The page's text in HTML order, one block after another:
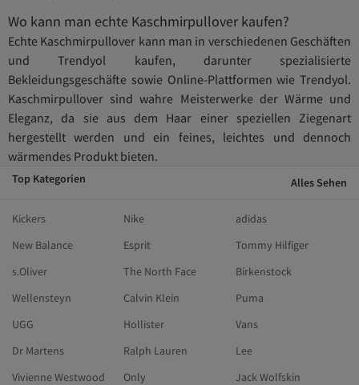
Wo kann man echte Kaschmirpullover kaufen?
Echte Kaschmirpullover kann man in verschiedenen Geschäften
und Trendyol kaufen, darunter spezialisierte
Bekleidungsgeschäfte sowie Online-Plattformen wie Trendyol.
Kaschmirpullover sind wahre Meisterwerke der Wärme und
Eleganz, da sie aus dem Haar einer speziellen Ziegenart
hergestellt werden und ein feines, leichtes und dennoch
wärmendes Produkt bieten.
Top Kategorien Alles Sehen
Kickers Nike
adidas
New Balance
Esprit
Tommy Hilfiger
s.Oliver
The North Face
Birkenstock
Wellensteyn
Calvin Klein
Puma
UGG
Hollister
Vans
Dr Martens
Ralph Lauren
Lee
Vivienne Westwood
Only
Jack Wolfskin